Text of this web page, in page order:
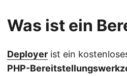
Was ist ein
Deployer ist ein
PHP-